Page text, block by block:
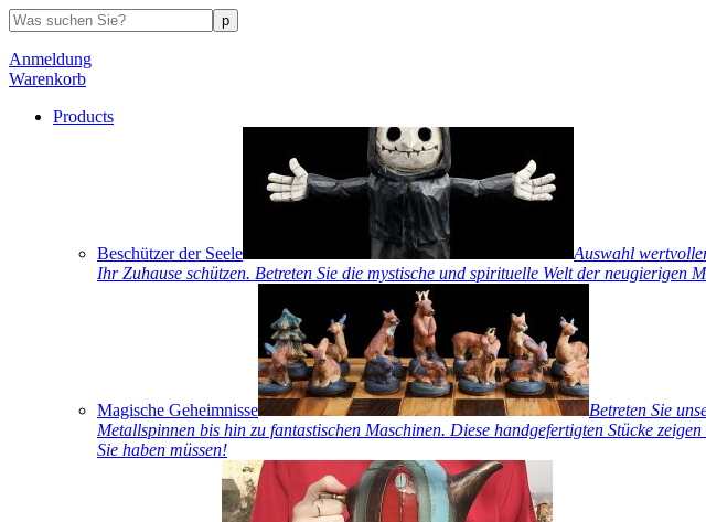
Anmeldung
Warenkorb
Products
Beschützer der Seele
Auswahl
Ihr Zuhause schützen. Betreten Sie die mystische und spirituelle Welt der neugierigen
Magische Geheimnisse
Betreten Sie
Metallspinnen bis hin zu fantastischen Maschinen. Diese handgefertigten Stücke
Sie haben müssen!